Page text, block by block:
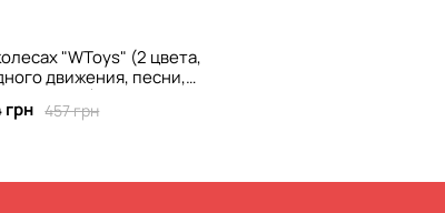
"WToys" (2 цвета,
движения, песни,
сказки) 30708
457 грн
грн